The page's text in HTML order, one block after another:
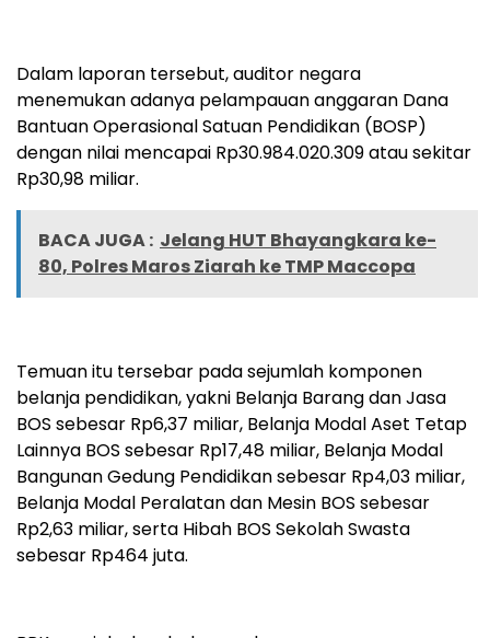
Dalam laporan tersebut, auditor negara
menemukan adanya pelampauan anggaran Dana
Bantuan Operasional Satuan Pendidikan (BOSP)
dengan nilai mencapai Rp30.984.020.309 atau sekitar
Rp30,98 miliar.
BACA JUGA : Jelang HUT Bhayangkara ke-
80, Polres Maros Ziarah ke TMP Maccopa
Temuan itu tersebar pada sejumlah komponen
belanja pendidikan, yakni Belanja Barang dan Jasa
BOS sebesar Rp6,37 miliar, Belanja Modal Aset Tetap
Lainnya BOS sebesar Rp17,48 miliar, Belanja Modal
Bangunan Gedung Pendidikan sebesar Rp4,03 miliar,
Belanja Modal Peralatan dan Mesin BOS sebesar
Rp2,63 miliar, serta Hibah BOS Sekolah Swasta
sebesar Rp464 juta.